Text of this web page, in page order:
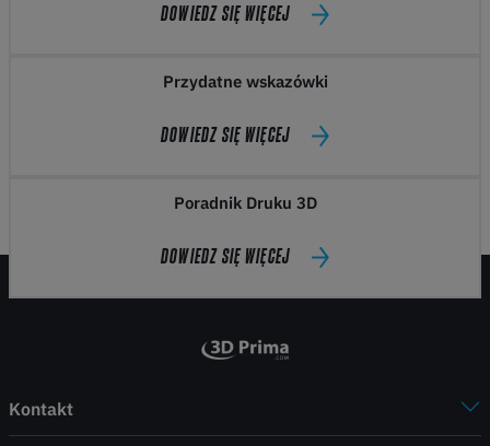
DOWIEDZ SIĘ WIĘCEJ
Przydatne wskazówki
DOWIEDZ SIĘ WIĘCEJ
Poradnik Druku 3D
DOWIEDZ SIĘ WIĘCEJ
Kontakt